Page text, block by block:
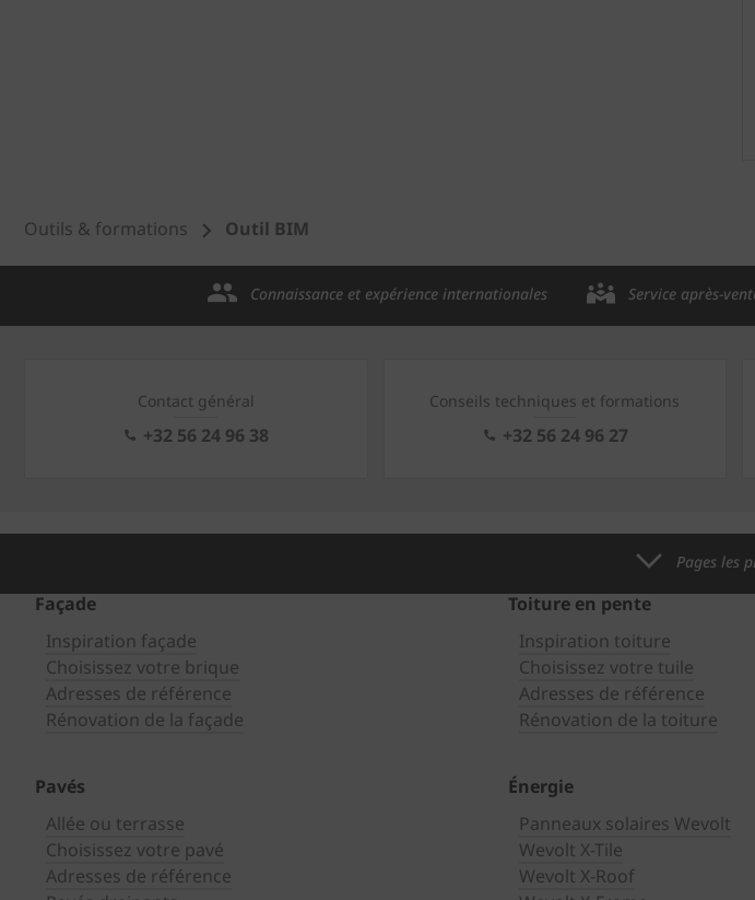
Outils & formations Outil BIM
Connaissance et expérience internationales Service après-
Contact général
+32 56 24 96 38
Conseils techniques et formations
+32 56 24 96 27
Pages les
Façade
Inspiration façade
Choisissez votre brique
Adresses de référence
Rénovation de la façade
Toiture en pente
Inspiration toiture
Choisissez votre tuile
Adresses de référence
Rénovation de la toiture
Pavés
Allée ou terrasse
Choisissez votre pavé
Adresses de référence
Énergie
Panneaux solaires Wevolt
Wevolt X-Tile
Wevolt X-Roof